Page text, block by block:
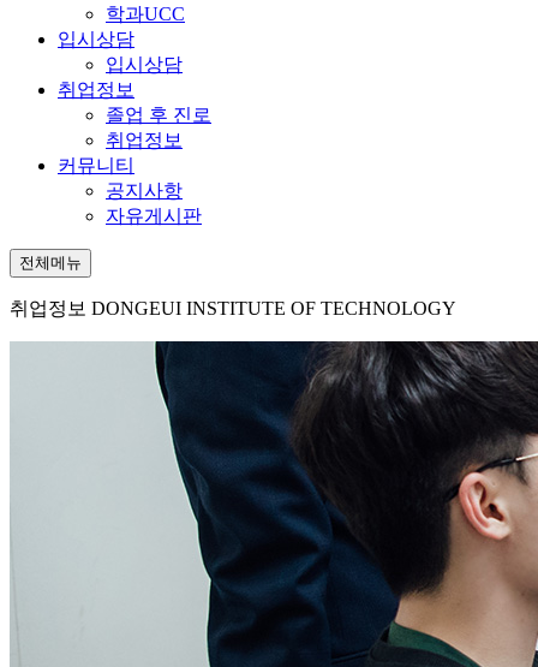
학과UCC
입시상담
입시상담
취업정보
졸업 후 진로
취업정보
커뮤니티
공지사항
자유게시판
전체메뉴
취업정보 DONGEUI INSTITUTE OF TECHNOLOGY